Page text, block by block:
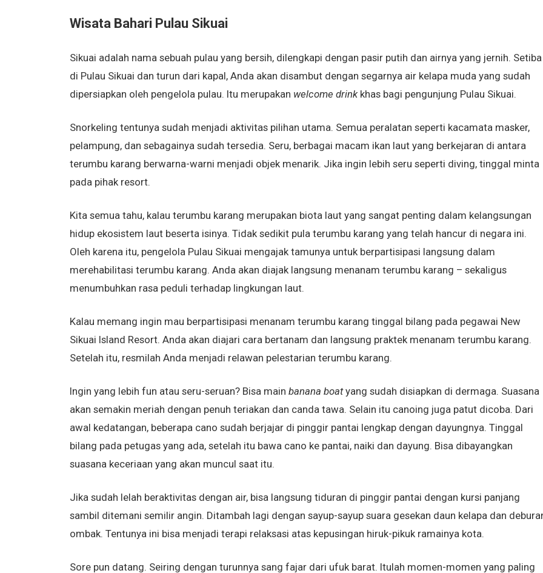
Wisata Bahari Pulau Sikuai
Sikuai adalah nama sebuah pulau yang bersih, dilengkapi dengan pasir putih dan airnya yang jernih. Setiba
di Pulau Sikuai dan turun dari kapal, Anda akan disambut dengan segarnya air kelapa muda yang sudah
dipersiapkan oleh pengelola pulau. Itu merupakan welcome drinkkhas bagi pengunjung Pulau Sikuai.
Snorkeling tentunya sudah menjadi aktivitas pilihan utama. Semua peralatan seperti kacamata masker,
pelampung, dan sebagainya sudah tersedia. Seru, berbagai macam ikan laut yang berkejaran di antara
terumbu karang berwarna-warni menjadi objek menarik. Jika ingin lebih seru seperti diving, tinggal minta
pada pihak resort.
Kita semua tahu, kalau terumbu karang merupakan biota laut yang sangat penting dalam kelangsungan
hidup ekosistem laut beserta isinya. Tidak sedikit pula terumbu karang yang telah hancur di negara ini.
Oleh karena itu, pengelola Pulau Sikuai mengajak tamunya untuk berpartisipasi langsung dalam
merehabilitasi terumbu karang. Anda akan diajak langsung menanam terumbu karang – sekaligus
menumbuhkan rasa peduli terhadap lingkungan laut.
Kalau memang ingin mau berpartisipasi menanam terumbu karang tinggal bilang pada pegawai New
Sikuai Island Resort. Anda akan diajari cara bertanam dan langsung praktek menanam terumbu karang.
Setelah itu, resmilah Anda menjadi relawan pelestarian terumbu karang.
Ingin yang lebih fun atau seru-seruan? Bisa main banana boatyang sudah disiapkan di dermaga. Suasana
akan semakin meriah dengan penuh teriakan dan canda tawa. Selain itu canoing juga patut dicoba. Dari
awal kedatangan, beberapa cano sudah berjajar di pinggir pantai lengkap dengan dayungnya. Tinggal
bilang pada petugas yang ada, setelah itu bawa cano ke pantai, naiki dan dayung. Bisa dibayangkan
suasana keceriaan yang akan muncul saat itu.
Jika sudah lelah beraktivitas dengan air, bisa langsung tiduran di pinggir pantai dengan kursi panjang
sambil ditemani semilir angin. Ditambah lagi dengan sayup-sayup suara gesekan daun kelapa dan
ombak. Tentunya ini bisa menjadi terapi relaksasi atas kepusingan hiruk-pikuk ramainya kota.
Sore pun datang. Seiring dengan turunnya sang fajar dari ufuk barat. Itulah momen-momen yang paling